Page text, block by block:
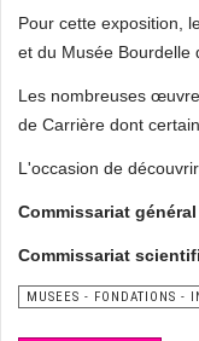
Pour cette exposition,
et du Musée
Les nombreuses
de Carrière dont
L'occasion de
Commissariat général
Commissariat
MUSEES - FONDATIONS -